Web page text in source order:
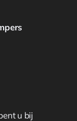
u bij